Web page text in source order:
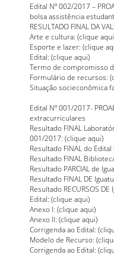
Edital Nº 002/2017 –
bolsa assistência
RESULTADO FINAL DA
Arte e cultura: (clique aqui
Esporte e lazer: (clique
Edital: (clique aqui)
Termo de compromisso
Formulário de recursos: (
Situação socieconômica
Edital Nº 001/2017-
extracurriculares
Resultado FINAL
001/2017: (clique aqui)
Resultado FINAL do
Resultado FINAL
Resultado PARCIAL de
Resultado FINAL DE
Resultado RECURSOS
Edital: (clique aqui)
Anexo I: (clique aqui)
Anexo II: (clique aqui)
Corrigenda ao Edital: (
Modelo de Recurso: (
Corrigenda ao Edital: (